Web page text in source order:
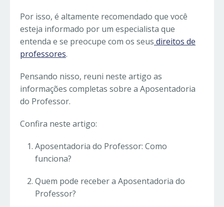
Por isso, é altamente recomendado que você
esteja informado por um especialista que
entenda e se preocupe com os seus direitos de
professores.
Pensando nisso, reuni neste artigo as
informações completas sobre a Aposentadoria
do Professor.
Confira neste artigo:
Aposentadoria do Professor: Como
funciona?
Quem pode receber a Aposentadoria do
Professor?